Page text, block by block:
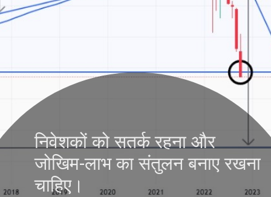
निवेशकों को सतर्क रहना और
जोखिम-लाभ का संतुलन बनाए रखना
चाहिए।